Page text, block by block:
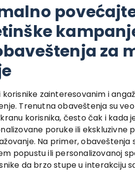
za
korisnike zainteresovanim i
Trenutna obaveštenja su
korisnika, često čak i kada
poruke ili ekskluzivne
Na primer,
popustu ili personalizovanoj
da brzo stupe u interakciju